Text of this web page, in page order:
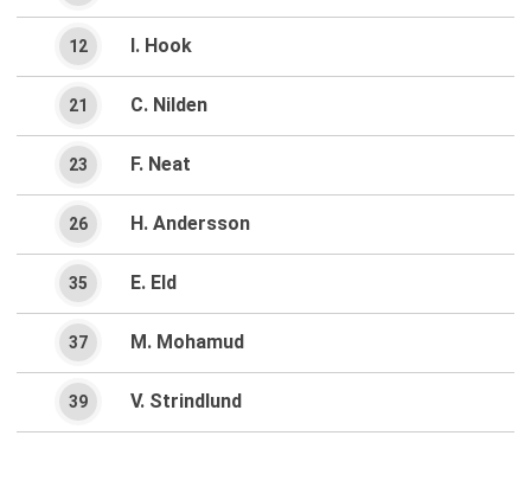
I. Hook
12
C. Nilden
21
F. Neat
23
H. Andersson
26
E. Eld
35
M. Mohamud
37
V. Strindlund
39